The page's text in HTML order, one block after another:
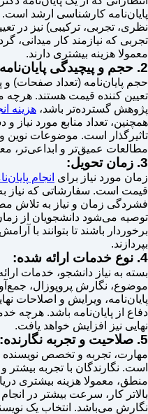
پایان‌نامه کارشناسی ارشد است.
نظری، تجربی، ترکیبی) نیز در
تجربی که نیازمند کار میدانی،
معمولا هزینه بیشتری دارند.
2. حجم و پیچیدگی پایان‌نامه:
حجم پایان‌نامه (تعداد صفحات)
تعیین کننده قیمت هستند. هرچه
پژوهش گسترده‌تر باشد، هزینه
همچنین، تعداد منابع مورد نیاز
تاثیرگذار است. موضوعات نوین و
مطالعات عمیق‌تر و ابداعی‌تر،
3. زمان تحویل:
زمان مورد نیاز برای انجام
قیمت است. سفارشاتی که نیاز به
فشردگی زمان و نیاز به تلاش
توصیه می‌شود دانشجویان از
برخوردار باشند تا بتوانند با
بپردازند.
4. نوع خدمات ارائه شده:
بسته به نیاز دانشجو، خدمات
موضوع، نگارش پروپوزال،
پایان‌نامه، ویرایش و اصلاحات
دفاع از پایان‌نامه باشد. هرچه
نهایی نیز افزایش خواهد یافت.
5. صلاحیت و تجربه نگارنده:
مهارت، تجربه و تخصص نویسنده
است. نگارندگان با تجربه
منطق، معمولا هزینه بیشتری
بالاتر کار، سرعت بیشتر در
نگارش می‌باشد. انتخاب یک